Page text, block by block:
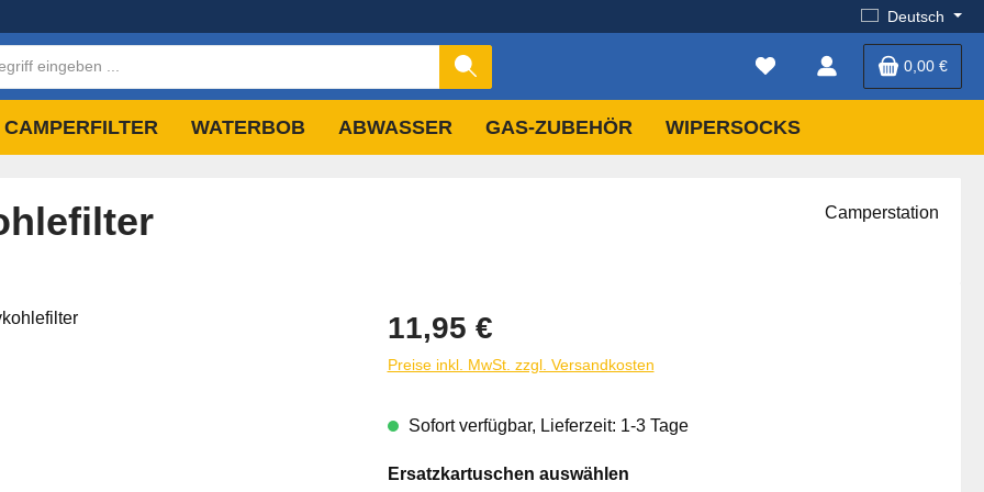
Deutsch
0,00 €
CAMPERFILTER WATERBOB ABWASSER GAS-ZUBEHÖR WIPERSOCKS
Camperstation
Regulärer Preis:
11,95 €
Preise inkl. MwSt. zzgl. Versandkosten
Sofort verfügbar, Lieferzeit: 1-3 Tage
Ersatzkartuschen auswählenauswählen